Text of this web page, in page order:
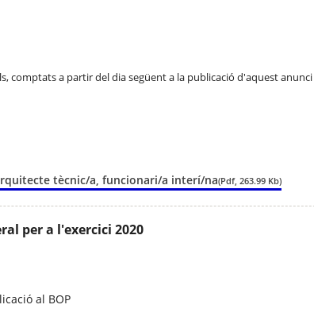
comptats a partir del dia següent a la publicació d'aquest anunci
tècnic/a, funcionari/a interí/na(Pdf, 263.99 Kb)
per a l'exercici 2020
al BOP